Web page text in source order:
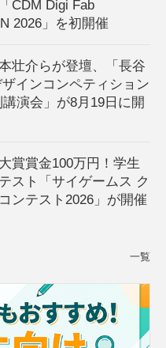
CDM Digi Fab
2026」を初開催
壮介らが登壇、「長谷
インコンペティション
演会」が8月19日に開
賞賞金100万円！学生
スト「サイゲームス ク
ンテスト2026」が開催
一覧